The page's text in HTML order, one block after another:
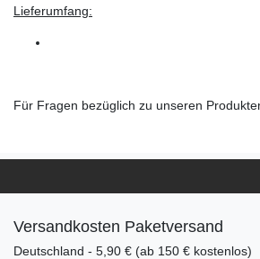
Lieferumfang:
Für Fragen bezüglich zu unseren
Versandkosten Paketversand
Deutschland - 5,90 € (ab 150 € kostenlos)